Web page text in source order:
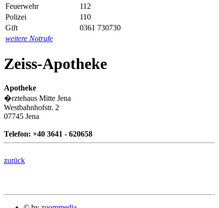
Feuerwehr
112
Polizei
110
Gift
0361 730730
weitere Notrufe
Zeiss-Apotheke
Apotheke
�rztehaus Mitte Jena
Westbahnhofstr. 2
07745 Jena
Telefon: +40 3641 - 620658
zurück